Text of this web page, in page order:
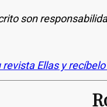
son
Ellas y